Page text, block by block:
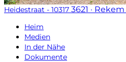
Heidestraat - 10317 3621 · Rekem
Heim
Medien
In der Nähe
Dokumente